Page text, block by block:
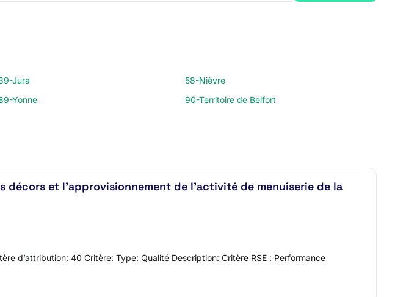
Jura
58-Nièvre
Yonne 90-Territoire de Belfort
et l’approvisionnement de l’activité de menuiserie de la
d’attribution: 40 Critère: Type: Qualité Description: Critère RSE : Performance